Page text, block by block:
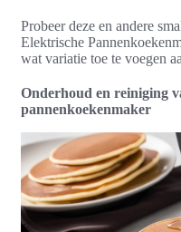
Probeer deze en andere
Elektrische
wat variatie toe te voegen
Onderhoud en reiniging
pannenkoekenmaker